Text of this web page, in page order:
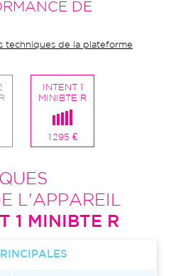
DE
techniques de la plateforme
INTENT 1
MINIBTE R
1 295 €
L'APPAREIL
1 MINIBTE R